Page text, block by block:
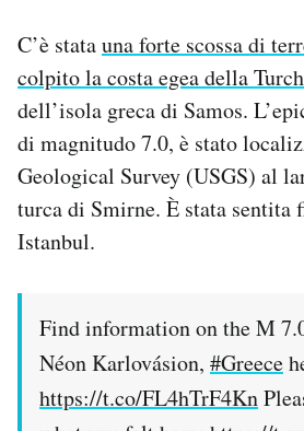
I MIEI PREFERITI
CALENDARIO
Area Personale
Notifiche mobile
Regala il Post
C’è statauna forte scossa di
colpito la costa egea della
dell’isola greca di Samos.
di magnitudo 7.0, è stato
Geological Survey (USGS) al
turca di Smirne. È stata sentita
Istanbul.
Find information on the M
Néon Karlovásion, #Greece
https://t.co/FL4hTrF4Kn